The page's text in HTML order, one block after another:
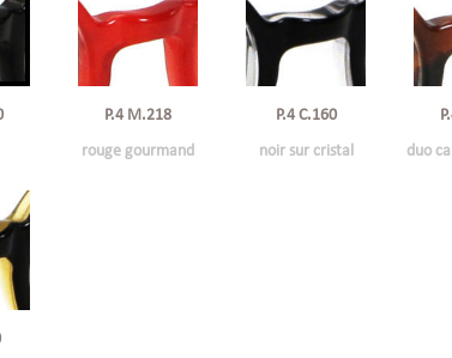
P.4 M.218
rouge gourmand
P.4 C.160
noir sur cristal
duo